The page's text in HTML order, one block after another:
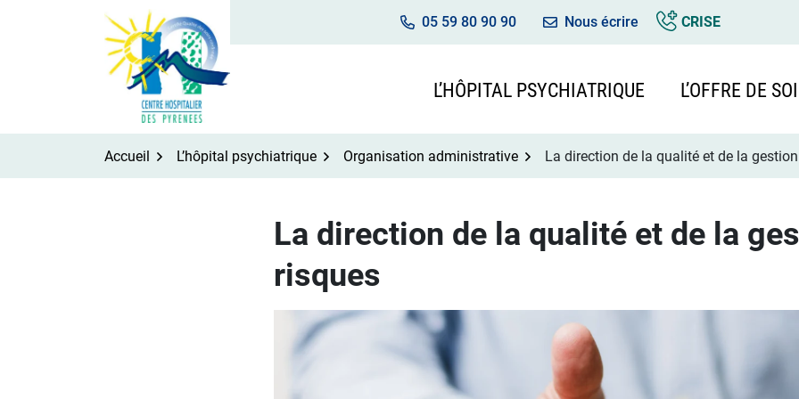
05 59 80 90 90 Nous écrire CRISE
L’HÔPITAL PSYCHIATRIQUE L’OFFRE DE
Accueil L’hôpital psychiatrique Organisation administrative La direction de la qualité et de la
La direction de la qualité et de la
risques